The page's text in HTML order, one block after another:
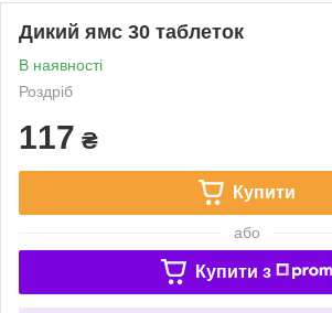
Дикий ямс 30 таблеток
В наявності
Роздріб
117 ₴
Купити
або
Купити з